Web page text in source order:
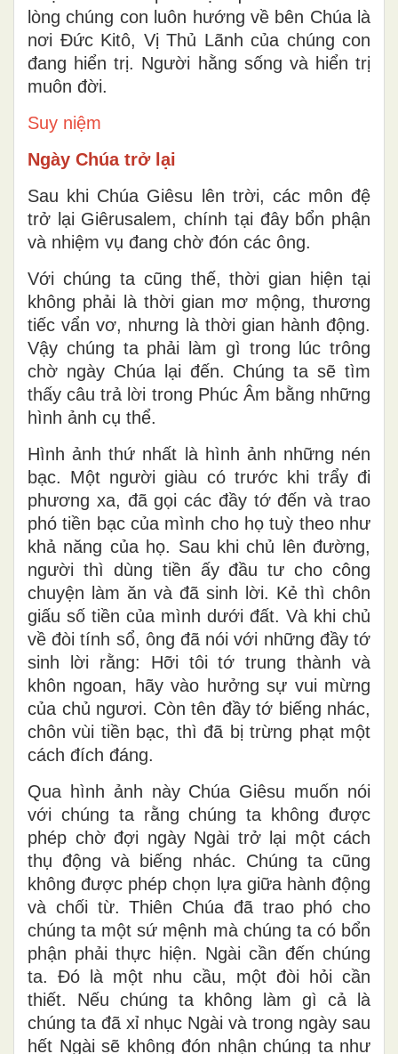
lòng chúng con luôn hướng về bên Chúa là
nơi Ðức Kitô, Vị Thủ Lãnh của chúng con
đang hiển trị. Người hằng sống và hiển trị
muôn đời.
Suy niệm
Ngày Chúa trở lại
Sau khi Chúa Giêsu lên trời, các môn đệ
trở lại Giêrusalem, chính tại đây bổn phận
và nhiệm vụ đang chờ đón các ông.
Với chúng ta cũng thế, thời gian hiện tại
không phải là thời gian mơ mộng, thương
tiếc vẩn vơ, nhưng là thời gian hành động.
Vậy chúng ta phải làm gì trong lúc trông
chờ ngày Chúa lại đến. Chúng ta sẽ tìm
thấy câu trả lời trong Phúc Âm bằng những
hình ảnh cụ thể.
Hình ảnh thứ nhất là hình ảnh những nén
bạc. Một người giàu có trước khi trẩy đi
phương xa, đã gọi các đầy tớ đến và trao
phó tiền bạc của mình cho họ tuỳ theo như
khả năng của họ. Sau khi chủ lên đường,
người thì dùng tiền ấy đầu tư cho công
chuyện làm ăn và đã sinh lời. Kẻ thì chôn
giấu số tiền của mình dưới đất. Và khi chủ
về đòi tính sổ, ông đã nói với những đầy tớ
sinh lời rằng: Hỡi tôi tớ trung thành và
khôn ngoan, hãy vào hưởng sự vui mừng
của chủ ngươi. Còn tên đầy tớ biếng nhác,
chôn vùi tiền bạc, thì đã bị trừng phạt một
cách đích đáng.
Qua hình ảnh này Chúa Giêsu muốn nói
với chúng ta rằng chúng ta không được
phép chờ đợi ngày Ngài trở lại một cách
thụ động và biếng nhác. Chúng ta cũng
không được phép chọn lựa giữa hành động
và chối từ. Thiên Chúa đã trao phó cho
chúng ta một sứ mệnh mà chúng ta có bổn
phận phải thực hiện. Ngài cần đến chúng
ta. Đó là một nhu cầu, một đòi hỏi cần
thiết. Nếu chúng ta không làm gì cả là
chúng ta đã xỉ nhục Ngài và trong ngày sau
hết Ngài sẽ không đón nhận chúng ta như